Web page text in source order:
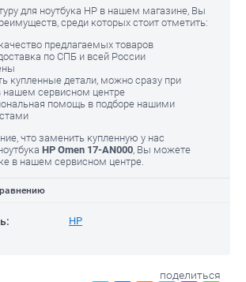
для ноутбука HP в нашем магазине, Вы
среди которых стоит отметить:
предлагаемых товаров
по СПБ и всей России
купленные детали, можно сразу при
нашем сервисном центре
помощь в подборе нашими
что заменить купленную у нас
HP Omen 17-AN000 , Вы можете
в нашем сервисном центре.
HP
поделиться